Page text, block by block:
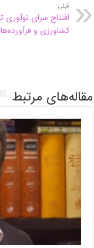
قبلی
افتتاح سرای نوآوری
کشاورزی و
مقاله‌های مرتبط